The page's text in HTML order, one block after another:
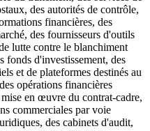
des autorités de contrôle,
financières, des
des fournisseurs d'outils
lutte contre le blanchiment
fonds d'investissement, des
et de plateformes destinés au
opérations financières
en œuvre du contrat-cadre,
commerciales par voie
des cabinets d'audit,